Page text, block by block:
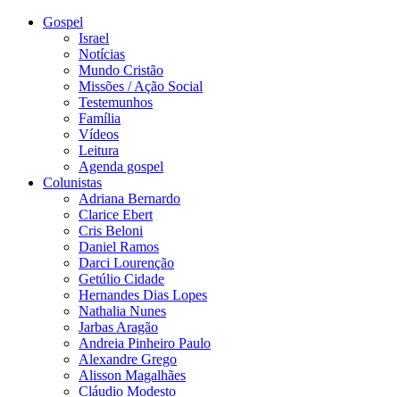
Gospel
Israel
Notícias
Mundo Cristão
Missões / Ação Social
Testemunhos
Família
Vídeos
Leitura
Agenda gospel
Colunistas
Adriana Bernardo
Clarice Ebert
Cris Beloni
Daniel Ramos
Darci Lourenção
Getúlio Cidade
Hernandes Dias Lopes
Nathalia Nunes
Jarbas Aragão
Andreia Pinheiro Paulo
Alexandre Grego
Alisson Magalhães
Cláudio Modesto